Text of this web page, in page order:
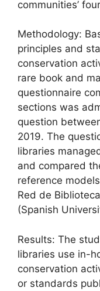
communities’
Methodology:
principles and
conservation
rare book and
questionnaire
sections was
question
2019. The
libraries
and compared
reference
Red de
(Spanish
Results: The
libraries use in-
conservation
or standards